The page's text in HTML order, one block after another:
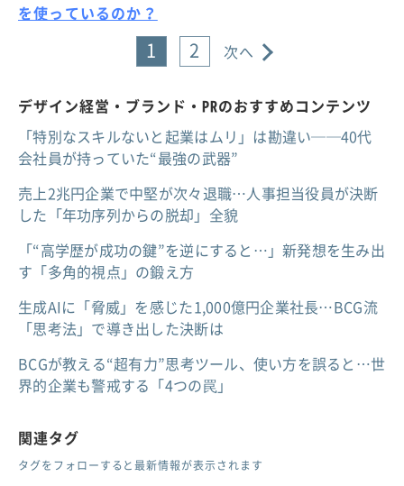
を使っているのか？
1 2 次へ
デザイン経営・ブランド・PRのおすすめコンテンツ
「特別なスキルないと起業はムリ」は勘違い──40代
会社員が持っていた“最強の武器”
売上2兆円企業で中堅が次々退職…人事担当役員が決断
した「年功序列からの脱却」全貌
「“高学歴が成功の鍵”を逆にすると…」新発想を生み出
す「多角的視点」の鍛え方
生成AIに「脅威」を感じた1,000億円企業社長…BCG流
「思考法」で導き出した決断は
BCGが教える“超有力”思考ツール、使い方を誤ると…世
界的企業も警戒する「4つの罠」
関連タグ
タグをフォローすると最新情報が表示されます